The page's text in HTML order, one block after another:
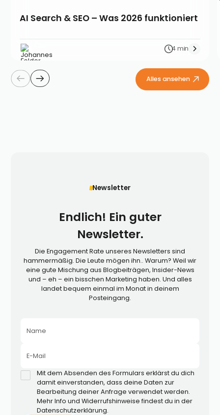
AI Search & SEO – Was 2026 funktioniert
4 min
Alles ansehen
Newsletter
Endlich! Ein guter
Newsletter.
Die Engagement Rate unseres Newsletters sind
hammermäßig. Die Leute mögen ihn.. Warum? Weil wir
eine gute Mischung aus Blogbeiträgen, Insider-News
und – eh – ein bisschen Marketing haben. Und alles
landet bequem einmal im Monat in deinem
Posteingang.
Name
E-Mail
Mit dem Absenden des Formulars erklärst du dich
damit einverstanden, dass deine Daten zur
Bearbeitung deiner Anfrage verwendet werden.
Mehr Info und Widerrufshinweise findest du in der
Datenschutzerklärung.